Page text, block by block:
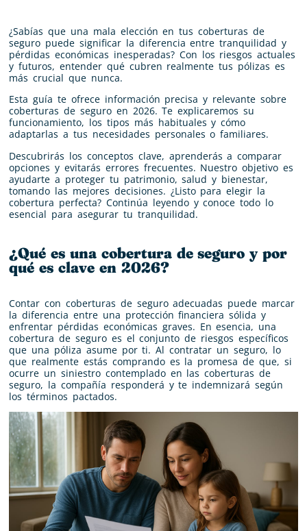
¿Sabías que una mala elección en tus coberturas de
seguro puede significar la diferencia entre tranquilidad y
pérdidas económicas inesperadas? Con los riesgos actuales
y futuros, entender qué cubren realmente tus pólizas es
más crucial que nunca.
Esta guía te ofrece información precisa y relevante sobre
coberturas de seguro en 2026. Te explicaremos su
funcionamiento, los tipos más habituales y cómo
adaptarlas a tus necesidades personales o familiares.
Descubrirás los conceptos clave, aprenderás a comparar
opciones y evitarás errores frecuentes. Nuestro objetivo es
ayudarte a proteger tu patrimonio, salud y bienestar,
tomando las mejores decisiones. ¿Listo para elegir la
cobertura perfecta? Continúa leyendo y conoce todo lo
esencial para asegurar tu tranquilidad.
¿Qué es una cobertura de seguro y por
qué es clave en 2026?
Contar con coberturas de seguro adecuadas puede marcar
la diferencia entre una protección financiera sólida y
enfrentar pérdidas económicas graves. En esencia, una
cobertura de seguro es el conjunto de riesgos específicos
que una póliza asume por ti. Al contratar un seguro, lo
que realmente estás comprando es la promesa de que, si
ocurre un siniestro contemplado en las coberturas de
seguro, la compañía responderá y te indemnizará según
los términos pactados.